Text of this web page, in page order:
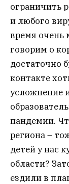
ограничить
и любого
время очень
говорим о
достаточно
контакте
усложнение
пандемии.
региона –
детей у нас
области?
ездили в